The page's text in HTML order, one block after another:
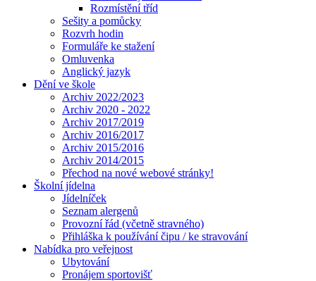
Rozmístění tříd
Sešity a pomůcky
Rozvrh hodin
Formuláře ke stažení
Omluvenka
Anglický jazyk
Dění ve škole
Archiv 2022/2023
Archiv 2020 - 2022
Archiv 2017/2019
Archiv 2016/2017
Archiv 2015/2016
Archiv 2014/2015
Přechod na nové webové stránky!
Školní jídelna
Jídelníček
Seznam alergenů
Provozní řád (včetně stravného)
Přihláška k používání čipu / ke stravování
Nabídka pro veřejnost
Ubytování
Pronájem sportovišť